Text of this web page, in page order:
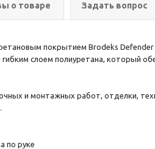
о товаре Задать вопрос
покрытием Brodeks
слоем полиуретана, который
и монтажных работ, отделки,
по руке